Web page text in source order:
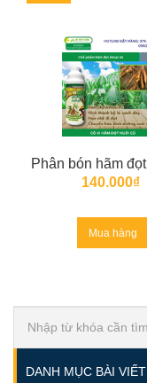
140.000₫
Mua hàng
DANH MỤC BÀI VIẾT